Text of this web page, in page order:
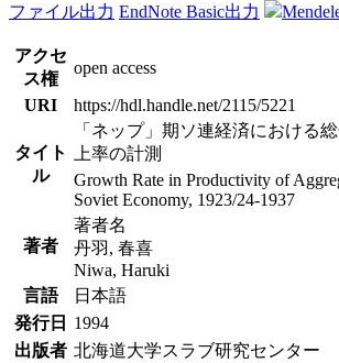
ファイル出力 EndNote Basic出力
アクセ
ス権
open access
URI
https://hdl.handle.net/2115/5221
タイト
ル
「ネップ」期ソ連経済における
上率の計測
Growth Rate in Productivity of
Soviet Economy, 1923/24-1937
著者
著者名
丹羽, 春喜
Niwa, Haruki
言語
日本語
発行日
1994
出版者 北海道大学スラブ研究センター